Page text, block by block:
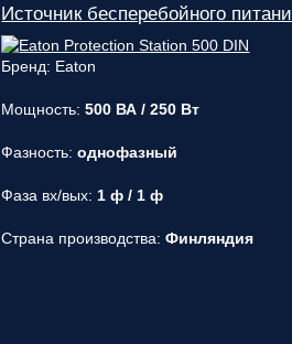
Источник бесперебойного
Бренд: Eaton
Мощность:500 ВА / 250 Вт
Фазность:однофазный
Фаза вх/вых: 1 ф / 1 ф
Страна производства:Финляндия